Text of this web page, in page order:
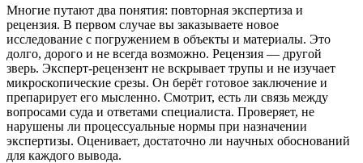
Многие путают два понятия: повторная экспертиза и
рецензия. В первом случае вы заказываете новое
исследование с погружением в объекты и материалы. Это
долго, дорого и не всегда возможно. Рецензия — другой
зверь. Эксперт-рецензент не вскрывает трупы и не изучает
микроскопические срезы. Он берёт готовое заключение и
препарирует его мысленно. Смотрит, есть ли связь между
вопросами суда и ответами специалиста. Проверяет, не
нарушены ли процессуальные нормы при назначении
экспертизы. Оценивает, достаточно ли научных обоснований
для каждого вывода.